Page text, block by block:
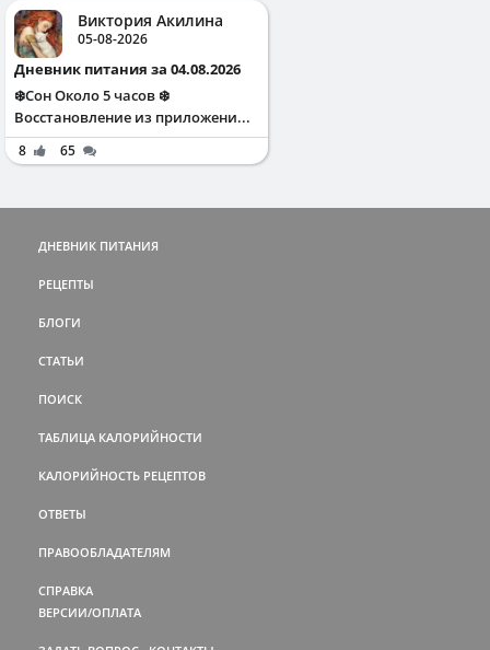
Виктория Акилина
05-08-2026
Дневник питания за 04.08.2026
❄️Сон Около 5 часов ❄️
Восстановление из приложени...
8 65
ДНЕВНИК ПИТАНИЯ
РЕЦЕПТЫ
БЛОГИ
СТАТЬИ
ПОИСК
ТАБЛИЦА КАЛОРИЙНОСТИ
КАЛОРИЙНОСТЬ РЕЦЕПТОВ
ОТВЕТЫ
ПРАВООБЛАДАТЕЛЯМ
СПРАВКА
ВЕРСИИ/ОПЛАТА